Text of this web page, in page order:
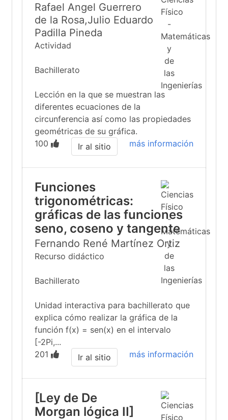
Rafael Angel Guerrero
de la Rosa,Julio Eduardo
Padilla Pineda
Actividad
Bachillerato
Lección en la que se muestran las
diferentes ecuaciones de la
circunferencia así como las propiedades
geométricas de su gráfica.
100
más información
Ir al sitio
Funciones
trigonométricas:
gráficas de las funciones
seno, coseno y tangente
Fernando René Martínez Ortiz
Recurso didáctico
Bachillerato
Unidad interactiva para bachillerato que
explica cómo realizar la gráfica de la
función f(x) = sen(x) en el intervalo
[-2Pi,...
201
más información
Ir al sitio
[Ley de De
Morgan lógica II]